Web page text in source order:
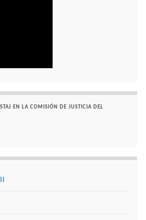
EN LA COMISIÓN DE JUSTICIA DEL